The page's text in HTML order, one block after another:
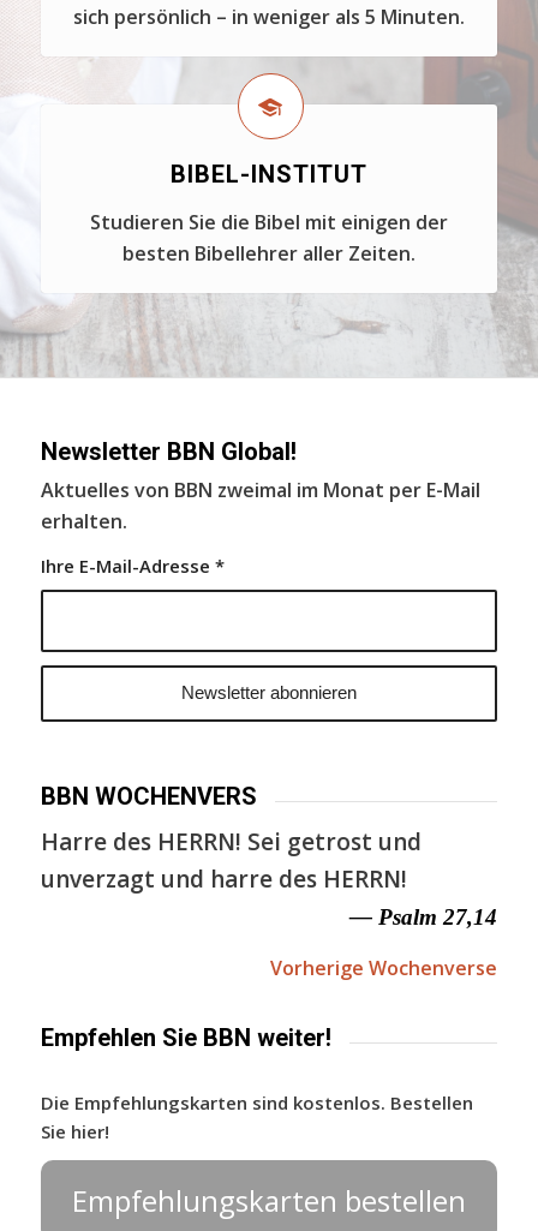
sich persönlich – in weniger als 5 Minuten.
BIBEL-INSTITUT
Studieren Sie die Bibel mit einigen der
besten Bibellehrer aller Zeiten.
Newsletter BBN Global!
Aktuelles von BBN zweimal im Monat per E-Mail
erhalten.
Ihre E-Mail-Adresse *
BBN WOCHENVERS
Harre des HERRN! Sei getrost und
unverzagt und harre des HERRN!
— Psalm 27,14
Vorherige Wochenverse
Empfehlen Sie BBN weiter!
Die Empfehlungskarten sind kostenlos. Bestellen
Sie hier!
Empfehlungskarten bestellen